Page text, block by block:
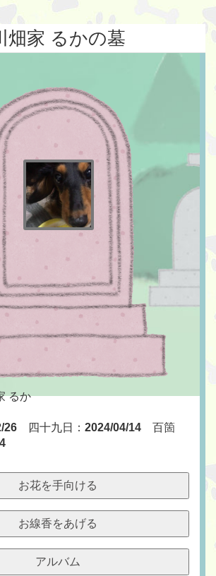
畑家 るかの墓
るか
26 四十九日： 2024/04/14 百箇
お花を手向ける
お線香をあげる
アルバム